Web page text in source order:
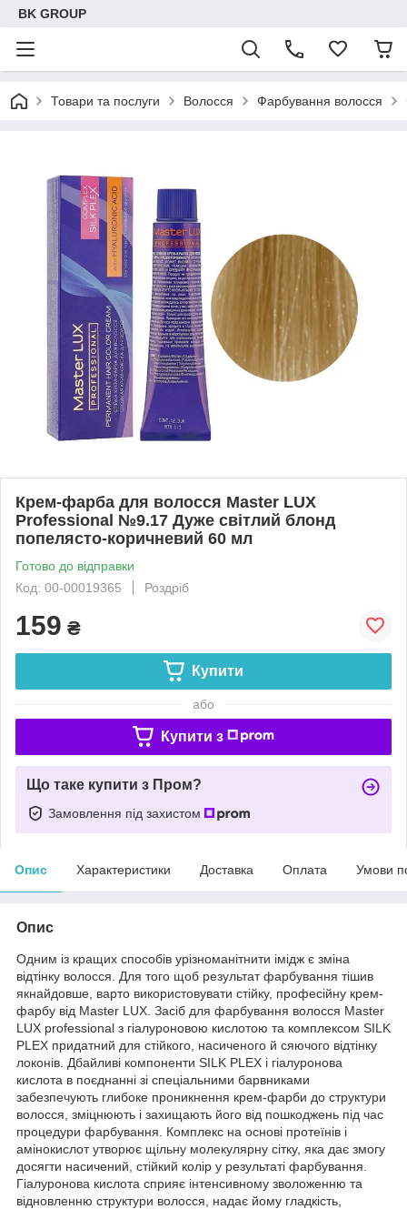
BK GROUP
Товари та послуги Волосся Фарбування волосся
Крем-фарба для волосся Master LUX
Professional №9.17 Дуже світлий блонд
попелясто-коричневий 60 мл
Готово до відправки
Код: 00-00019365
Роздріб
159 ₴
Купити
або
Купити з
Що таке купити з Пром?
Замовлення під захистом
Опис Характеристики Доставка Оплата Умови
Опис
Одним із кращих способів урізноманітнити імідж є зміна
відтінку волосся. Для того щоб результат фарбування тішив
якнайдовше, варто використовувати стійку, професійну крем-
фарбу від Master LUX. Засіб для фарбування волосся Master
LUX professional з гіалуроновою кислотою та комплексом SILK
PLEX придатний для стійкого, насиченого й сяючого відтінку
локонів. Дбайливі компоненти SILK PLEX і гіалуронова
кислота в поєднанні зі спеціальними барвниками
забезпечують глибоке проникнення крем-фарби до структури
волосся, зміцнюють і захищають його від пошкоджень під час
процедури фарбування. Комплекс на основі протеїнів і
амінокислот утворює щільну молекулярну сітку, яка дає змогу
досягти насичений, стійкий колір у результаті фарбування.
Гіалуронова кислота сприяє інтенсивному зволоженню та
відновленню структури волосся, надає йому гладкість,